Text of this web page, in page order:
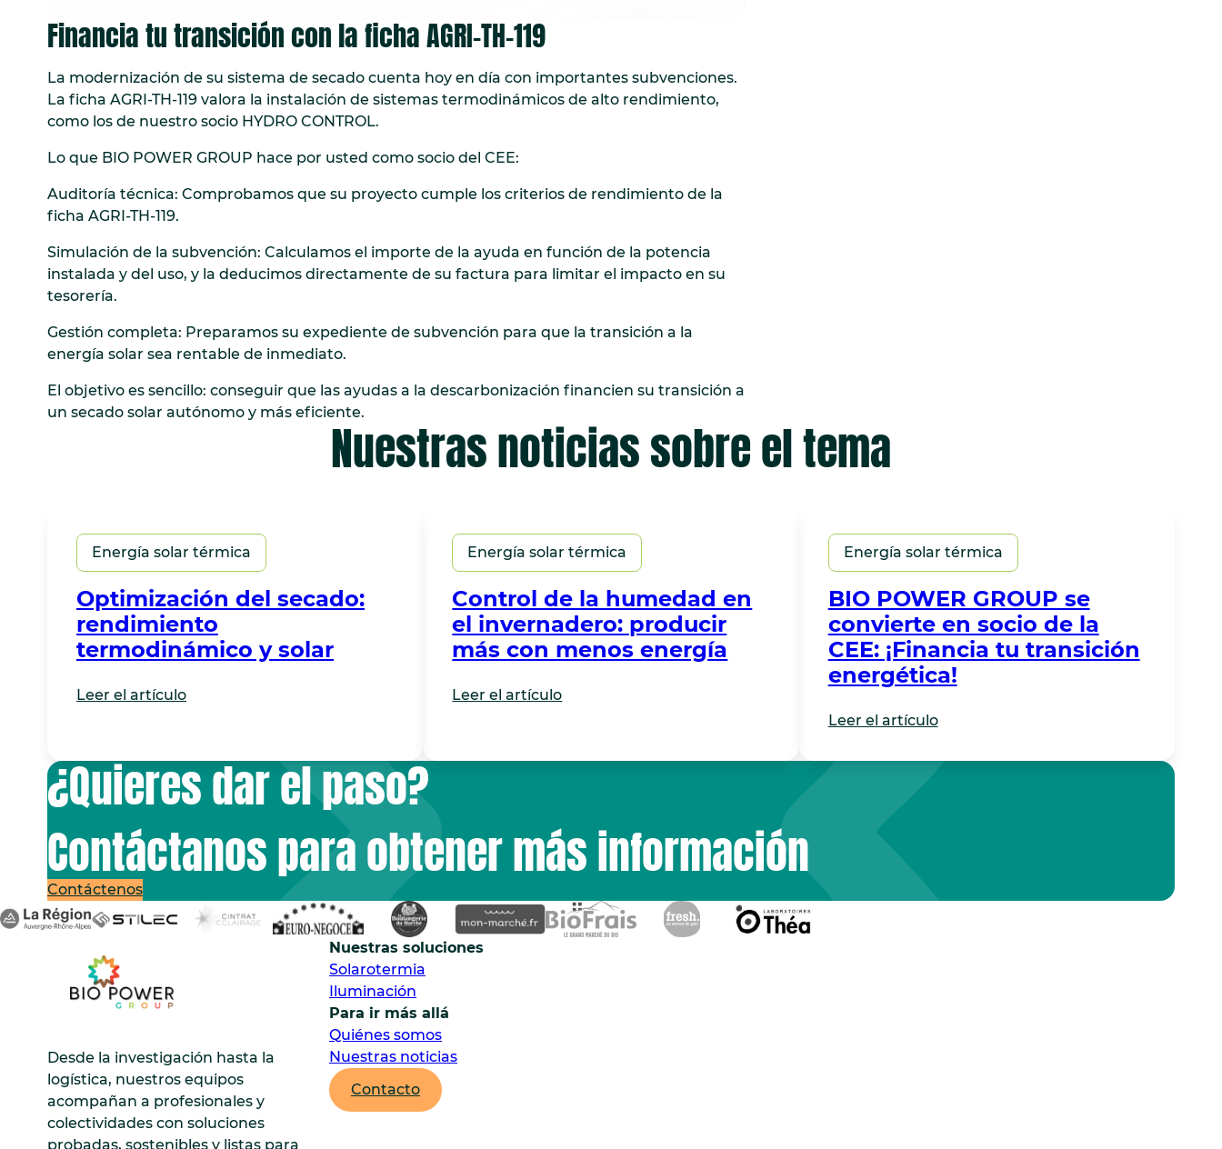
Financia tu transición con la ficha AGRI-TH-119
La modernización de su sistema de secado cuenta hoy en día con importantes subvenciones.
La ficha AGRI-TH-119 valora la instalación de sistemas termodinámicos de alto rendimiento,
como los de nuestro socio HYDRO CONTROL.
Lo que BIO POWER GROUP hace por usted como socio del CEE:
Auditoría técnica: Comprobamos que su proyecto cumple los criterios de rendimiento de la
ficha AGRI-TH-119.
Simulación de la subvención: Calculamos el importe de la ayuda en función de la potencia
instalada y del uso, y la deducimos directamente de su factura para limitar el impacto en su
tesorería.
Gestión completa: Preparamos su expediente de subvención para que la transición a la
energía solar sea rentable de inmediato.
El objetivo es sencillo: conseguir que las ayudas a la descarbonización financien su transición a
un secado solar autónomo y más eficiente.
Nuestras noticias sobre el tema
Energía solar térmica
Optimización del secado:
rendimiento
termodinámico y solar
Leer el artículo
Energía solar térmica
Control de la humedad en
el invernadero: producir
más con menos energía
Leer el artículo
Energía solar térmica
BIO POWER GROUP se
convierte en socio de la
CEE: ¡Financia tu transición
energética!
Leer el artículo
¿Quieres dar el paso?
Contáctanos para obtener más información
Contáctenos
Desde la investigación hasta la
logística, nuestros equipos
acompañan a profesionales y
colectividades con soluciones
probadas, sostenibles y listas para
Nuestras soluciones
Solarotermia
Iluminación
Para ir más allá
Quiénes somos
Nuestras noticias
Contacto